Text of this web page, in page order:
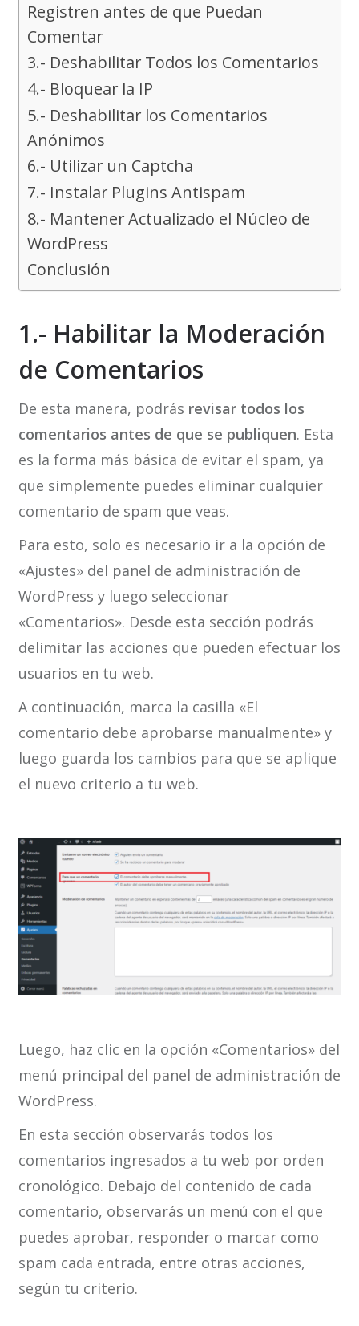
Registren antes de que Puedan
Comentar
3.- Deshabilitar Todos los Comentarios
4.- Bloquear la IP
5.- Deshabilitar los Comentarios
Anónimos
6.- Utilizar un Captcha
7.- Instalar Plugins Antispam
8.- Mantener Actualizado el Núcleo de
WordPress
Conclusión
1.- Habilitar la Moderación
de Comentarios
De esta manera, podrás revisar todos los
comentarios antes de que se publiquen. Esta
es la forma más básica de evitar el spam, ya
que simplemente puedes eliminar cualquier
comentario de spam que veas.
Para esto, solo es necesario ir a la opción de
«Ajustes» del panel de administración de
WordPress y luego seleccionar
«Comentarios». Desde esta sección podrás
delimitar las acciones que pueden efectuar los
usuarios en tu web.
A continuación, marca la casilla «El
comentario debe aprobarse manualmente» y
luego guarda los cambios para que se aplique
el nuevo criterio a tu web.
Luego, haz clic en la opción «Comentarios» del
menú principal del panel de administración de
WordPress.
En esta sección observarás todos los
comentarios ingresados a tu web por orden
cronológico. Debajo del contenido de cada
comentario, observarás un menú con el que
puedes aprobar, responder o marcar como
spam cada entrada, entre otras acciones,
según tu criterio.